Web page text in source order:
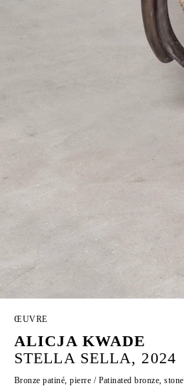
ŒUVRE
ALICJA KWADE
STELLA SELLA, 2024
Bronze patiné, pierre / Patinated bronze, stone